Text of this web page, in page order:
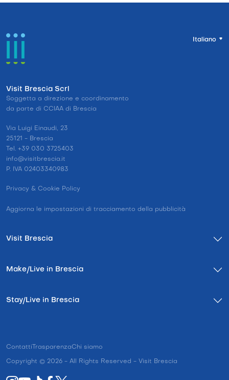
Italiano
Visit Brescia Scrl
Soggetta a direzione e coordinamento
da parte di CCIAA di Brescia
Via Luigi Einaudi, 23
25121 - Brescia
Tel. +39 030 3725403
info@visitbrescia.it
P. IVA 02403340983
Privacy & Cookie Policy
Aggiorna le impostazioni di tracciamento della pubblicità
Visit Brescia
Make/Live in Brescia
Stay/Live in Brescia
Contatti TrasparenzaChi siamo
Copyright © 2026 - All Rights Reserved - Visit Brescia